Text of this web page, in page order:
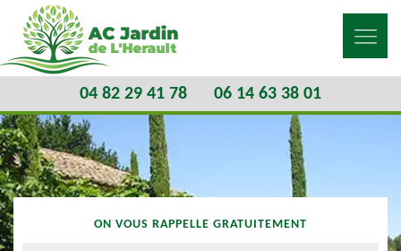
04 82 29 41 78 06 14 63 38 01
ON VOUS RAPPELLE GRATUITEMENT